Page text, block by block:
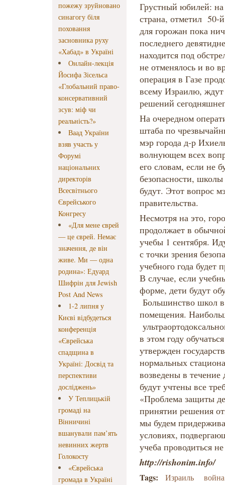
пожежу зруйновано
синагогу біля
поховання
засновника руху
«Хабад» в Україні
Онлайн-лекція
Йосифа Зісельса
«Глобальний право-
консервативний
зсув: міф чи
реальність?»
Ваад України
взяв участь у
Форумі
національних
директорів
Всесвітнього
Єврейського
Конгресу
«Для мене єврей
— це єврей. Немає
значення, де він
живе. Ми — одна
родина»: Едуард
Шифрін для Jewish
Post And News
1-2 липня у
Києві відбудеться
конференція
«Єврейська
спадщина в
Україні: Досвід та
перспективи
досліджень»
У Теплицькій
громаді на
Вінничині
вшанували пам’ять
невинних жертв
Голокосту
«Єврейська
громада в Україні
Грустный юбилей:
страна, отметил
для горожан пока
последнего
находится под
не отменялось и во
операция в Газе
всему Израилю,
решений
На очередном
штаба по
мэр города д-р
волнующем всех
его словам, если не
безопасности,
будут. Этот вопрос
правительства.
Несмотря на это,
продолжает в
учебы 1 сентября.
с точки зрения
учебного года будет
В случае, если
форме, дети будут
Большинство школ
помещения.
в этом году
утвержден
нормальных
возведены в течение
будут учтены все
«Проблема защиты
принятии решения
мы будем
условиях,
учеба проводиться
http://rishonim.info/
Tags: Израиль война